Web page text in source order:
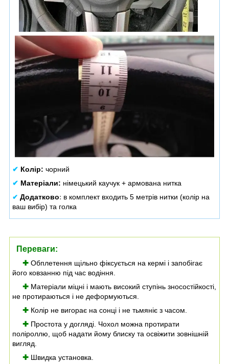
✔ Колір: чорний
✔ Матеріали: німецький каучук + армована нитка
✔ Додатково: в комплект входить 5 метрів нитки (колір на
ваш вибір) та голка
Переваги:
✚ Обплетення щільно фіксується на кермі і запобігає
його ковзанню під час водіння.
✚ Матеріали міцні і мають високий ступінь зносостійкості,
не протираються і не деформуються.
✚ Колір не вигорає на сонці і не тьмяніє з часом.
✚ Простота у догляді. Чохол можна протирати
поліроллю, щоб надати йому блиску та освіжити зовнішній
вигляд.
✚ Швидка установка.